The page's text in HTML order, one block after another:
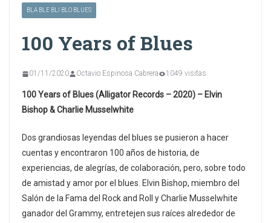
BLA BLE BLI BLO BLUES
100 Years of Blues
01/11/2020 Octavio Espinosa Cabrera 1049 visitas
100 Years of Blues (Alligator Records – 2020) – Elvin
Bishop & Charlie Musselwhite
Dos grandiosas leyendas del blues se pusieron a hacer
cuentas y encontraron 100 años de historia, de
experiencias, de alegrías, de colaboración, pero, sobre todo
de amistad y amor por el blues. Elvin Bishop, miembro del
Salón de la Fama del Rock and Roll y Charlie Musselwhite
ganador del Grammy, entretejen sus raíces alrededor de